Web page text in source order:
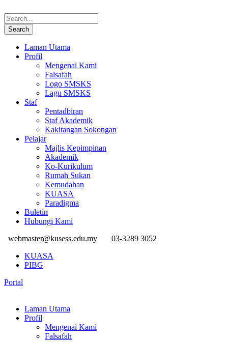
Laman Utama
Profil
Mengenai Kami
Falsafah
Logo SMSKS
Lagu SMSKS
Staf
Pentadbiran
Staf Akademik
Kakitangan Sokongan
Pelajar
Majlis Kepimpinan
Akademik
Ko-Kurikulum
Rumah Sukan
Kemudahan
KUASA
Paradigma
Buletin
Hubungi Kami
webmaster@kusess.edu.my
03-3289 3052
KUASA
PIBG
Portal
Laman Utama
Profil
Mengenai Kami
Falsafah